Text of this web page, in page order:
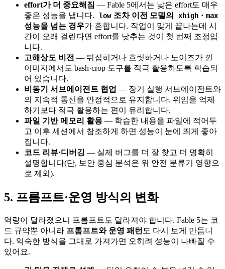
effort가 더 중요해짐 — Fable 5에서는 낮은 effort도 매우
좋은 성능을 냅니다.
low 조차 이전 모델의 xhigh · max
성능을 넘는 경우가 흔합니다. 작업이 맞게 끝나는데 시
간이 오래 걸린다면 effort를 낮추는 것이 첫 번째 조정입
니다.
고해상도 비전 — 뒤집히거나 흐릿하거나 노이즈가 낀
이미지에서도 bash·crop 도구를 적극 활용하도록 학습되
어 있습니다.
비동기 서브에이전트 협업 — 장기 실행 서브에이전트와
의 지속적 통신을 안정적으로 유지합니다. 위임을 억제
하기보다 적극 활용하는 편이 유리합니다.
파일 기반 메모리 활용 — 학습한 내용을 파일에 적어두
고 이후 세션에서 참조하게 하면 성능이 눈에 띄게 좋아
집니다.
코드 리뷰·디버깅 — 실제 버그를 더 잘 찾고 더 명확히
설명합니다(단, 보안 중심 분석은 위 안전 분류기 영향으
로 제외).
5. 프롬프트·운영 방식의 변화
역량이 달라졌으니 프롬프트도 달라져야 합니다. Fable 5는 코
드 규약뿐 아니라 프롬프트와 운영 패턴 도 다시 보게 만듭니
다. 익숙한 방식을 그대로 가져가면 오히려 성능이 나빠질 수
있어요.